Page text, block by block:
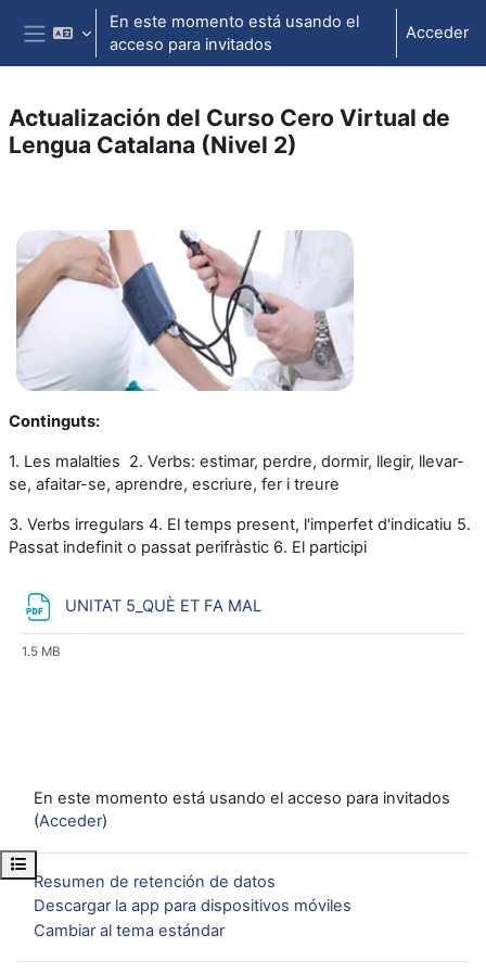
Salta al contenido principal
Panel lateral
En este momento está usando el
acceso para invitados
Acceder
Abrir índice del curso
Actualización del Curso Cero Virtual de
Lengua Catalana (Nivel 2)
Continguts:
1. Les malalties 2. Verbs: estimar, perdre, dormir, llegir, llevar-
se, afaitar-se, aprendre, escriure, fer i treure
3. Verbs irregulars 4. El temps present, l'imperfet d'indicatiu 5.
Passat indefinit o passat perifràstic 6. El participi
UNITAT 5_QUÈ ET FA MAL
1.5 MB
En este momento está usando el acceso para invitados
(Acceder)
Resumen de retención de datos
Descargar la app para dispositivos móviles
Cambiar al tema estándar